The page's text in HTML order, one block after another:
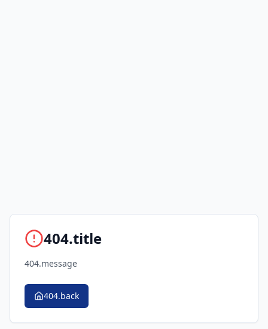
404.title
404.message
404.back